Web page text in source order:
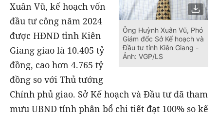
Ông Huỳnh Xuân Vũ, Phó
Giám đốc Sở Kế hoạch và
Đầu tư tỉnh Kiên Giang -
Ảnh: VGP/LS
Xuân Vũ, kế hoạch vốn
đầu tư công năm 2024
được HĐND tỉnh Kiên
Giang giao là 10.405 tỷ
đồng, cao hơn 4.765 tỷ
đồng so với Thủ tướng
Chính phủ giao. Sở Kế hoạch và Đầu tư đã tham
mưu UBND tỉnh phân bổ chi tiết đạt 100% so kế